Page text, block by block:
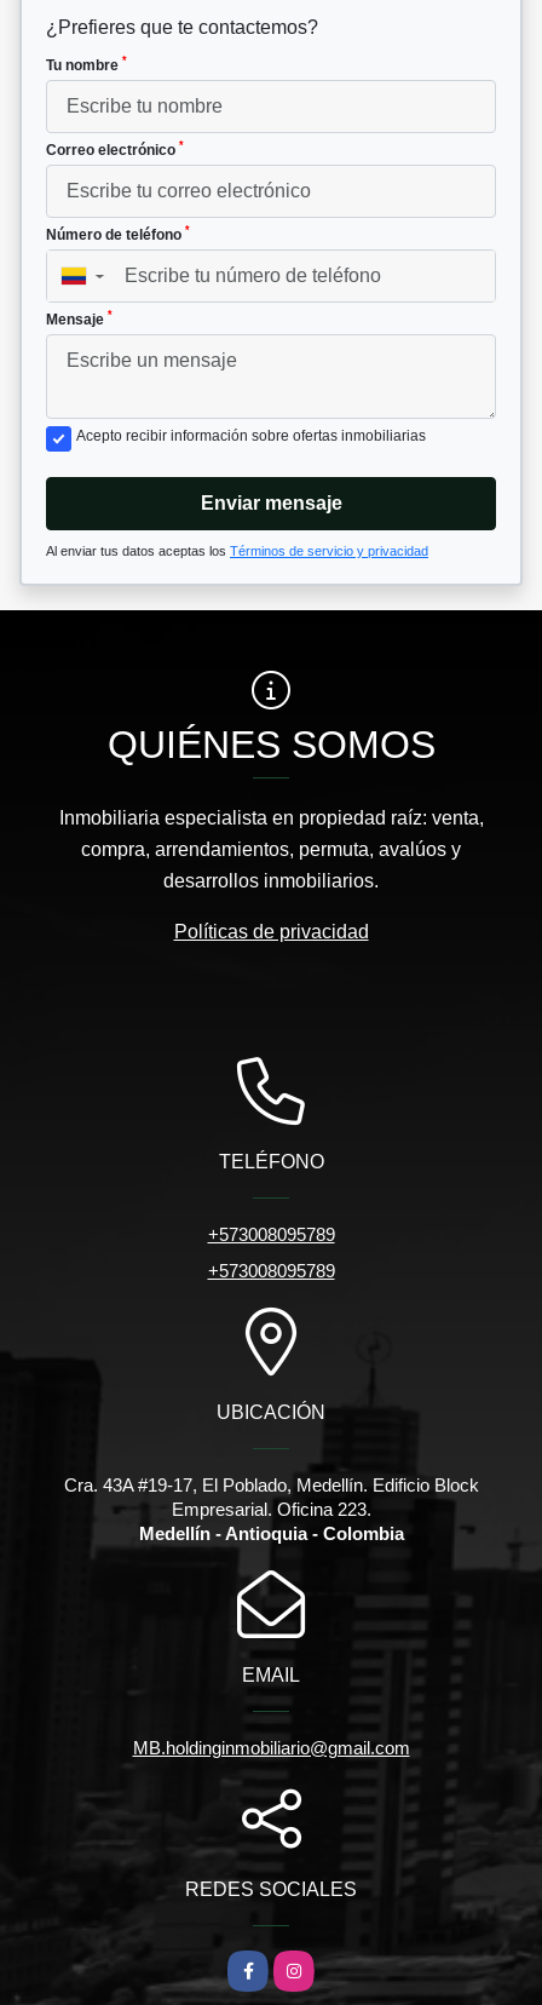
¿Prefieres que te contactemos?
Tu nombre *
Correo electrónico *
Número de teléfono *
▼
Mensaje *
Acepto recibir información sobre ofertas inmobiliarias
Enviar mensaje
Al enviar tus datos aceptas los Términos de servicio y privacidad
QUIÉNES SOMOS
Inmobiliaria especialista en propiedad raíz: venta,
compra, arrendamientos, permuta, avalúos y
desarrollos inmobiliarios.
Políticas de privacidad
TELÉFONO
+573008095789
+573008095789
UBICACIÓN
Cra. 43A #19-17, El Poblado, Medellín. Edificio Block
Empresarial. Oficina 223.
Medellín - Antioquia - Colombia
EMAIL
MB.holdinginmobiliario@gmail.com
REDES SOCIALES
FacebookInstagram